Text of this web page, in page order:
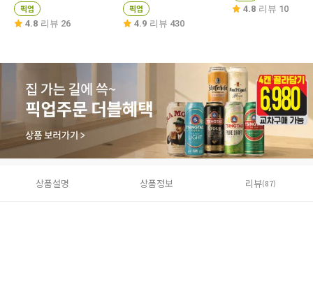
픽업
4.8 리뷰 26
픽업
4.9 리뷰 430
4.8 리뷰 10
상품설명 상품정보 리뷰(87)